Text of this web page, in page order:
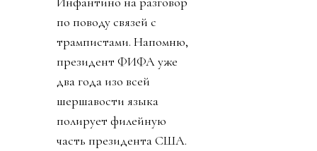
по поводу связей с
трампистами. Напомню,
президент ФИФА уже
два года изо всей
шершавости языка
полирует филейную
часть президента США.